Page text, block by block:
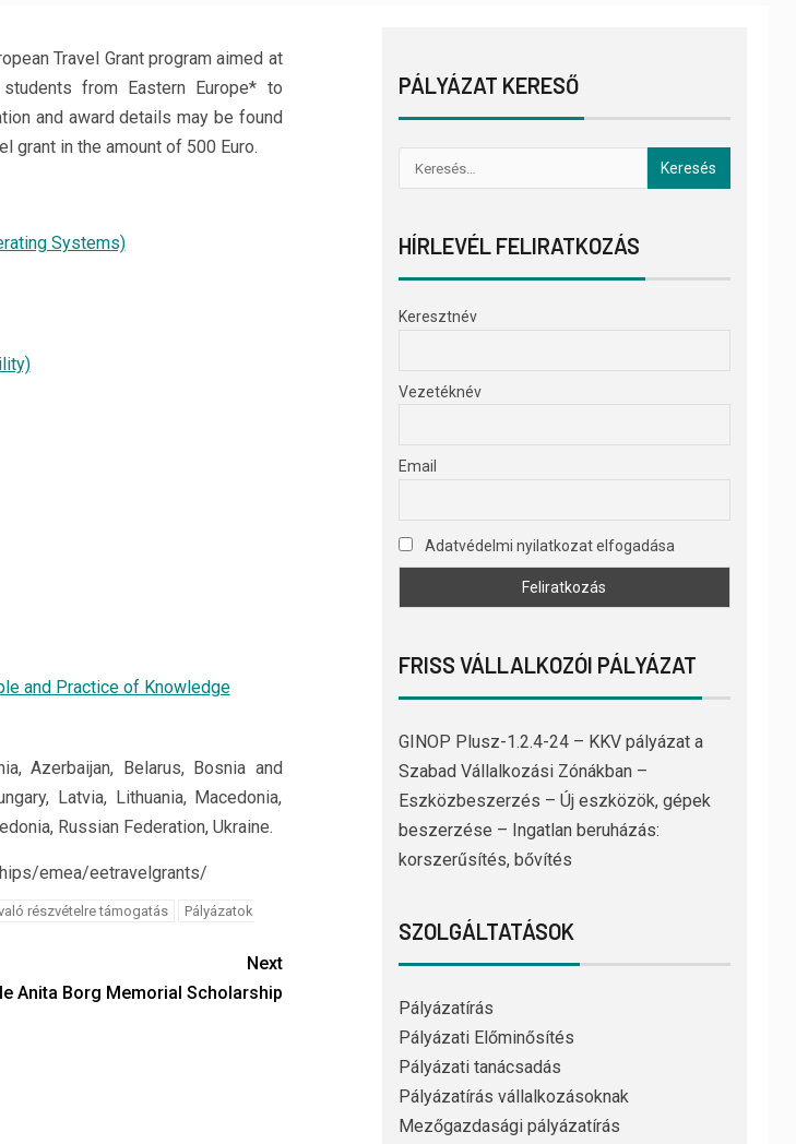
Travel Grant program aimed at
from Eastern Europe* to
and award details may be found
grant in the amount of 500 Euro.
Systems)
and Practice of Knowledge
Azerbaijan, Belarus, Bosnia and
Latvia, Lithuania, Macedonia,
Russian Federation, Ukraine.
emea/eetravelgrants/
részvételre támogatás
Pályázatok
Next
Anita Borg Memorial Scholarship
PÁLYÁZAT KERESŐ
HÍRLEVÉL FELIRATKOZÁS
Keresztnév
Vezetéknév
Email
Adatvédelmi nyilatkozat elfogadása
FRISS VÁLLALKOZÓI PÁLYÁZAT
GINOP Plusz-1.2.4-24 – KKV pályázat a
Szabad Vállalkozási Zónákban –
Eszközbeszerzés – Új eszközök, gépek
beszerzése – Ingatlan beruházás:
korszerűsítés, bővítés
SZOLGÁLTATÁSOK
Pályázatírás
Pályázati Előminősítés
Pályázati tanácsadás
Pályázatírás vállalkozásoknak
Mezőgazdasági pályázatírás